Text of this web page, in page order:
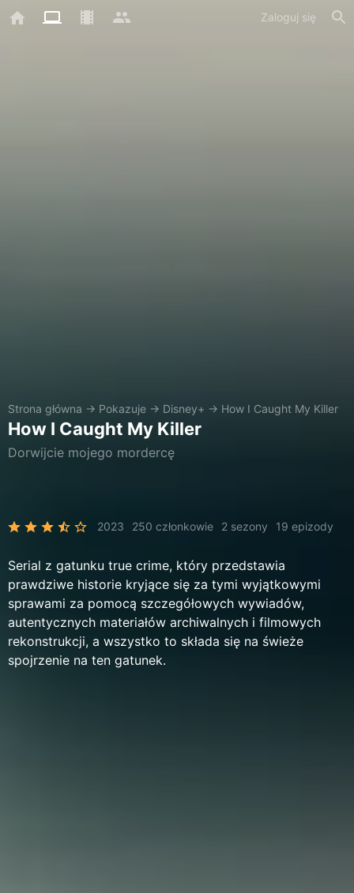
Zaloguj się
Strona główna → Pokazuje → Disney+ → How I Caught My Killer
How I Caught My Killer
Dorwijcie mojego mordercę
2023 250 członkowie 2 sezony 19 epizody
Serial z gatunku true crime, który przedstawia
prawdziwe historie kryjące się za tymi wyjątkowymi
sprawami za pomocą szczegółowych wywiadów,
autentycznych materiałów archiwalnych i filmowych
rekonstrukcji, a wszystko to składa się na świeże
spojrzenie na ten gatunek.